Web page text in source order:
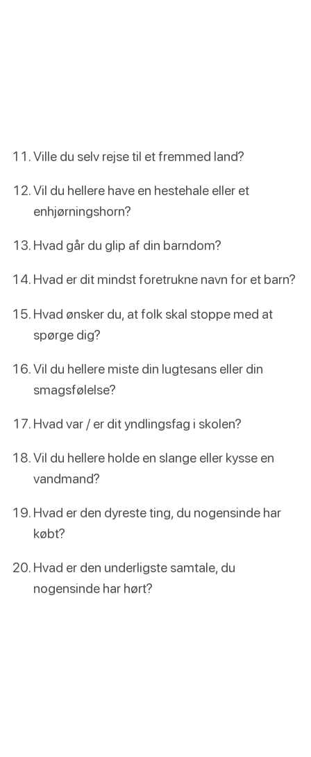
Ville du selv rejse til et fremmed land?
Vil du hellere have en hestehale eller et
enhjørningshorn?
Hvad går du glip af din barndom?
Hvad er dit mindst foretrukne navn for et barn?
Hvad ønsker du, at folk skal stoppe med at
spørge dig?
Vil du hellere miste din lugtesans eller din
smagsfølelse?
Hvad var / er dit yndlingsfag i skolen?
Vil du hellere holde en slange eller kysse en
vandmand?
Hvad er den dyreste ting, du nogensinde har
købt?
Hvad er den underligste samtale, du
nogensinde har hørt?